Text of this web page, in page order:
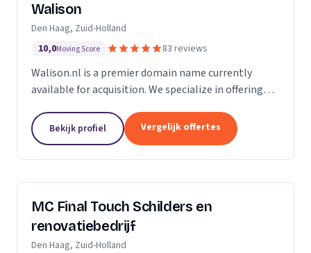
Walison
Den Haag, Zuid-Holland
10,0Moving Score 83 reviews
Walison.nl is a premier domain name currently
available for acquisition. We specialize in offering
to significantly enhance your digital presence. Our...
Bekijk profiel Vergelijk offertes
MC Final Touch Schilders en
renovatiebedrijf
Den Haag, Zuid-Holland